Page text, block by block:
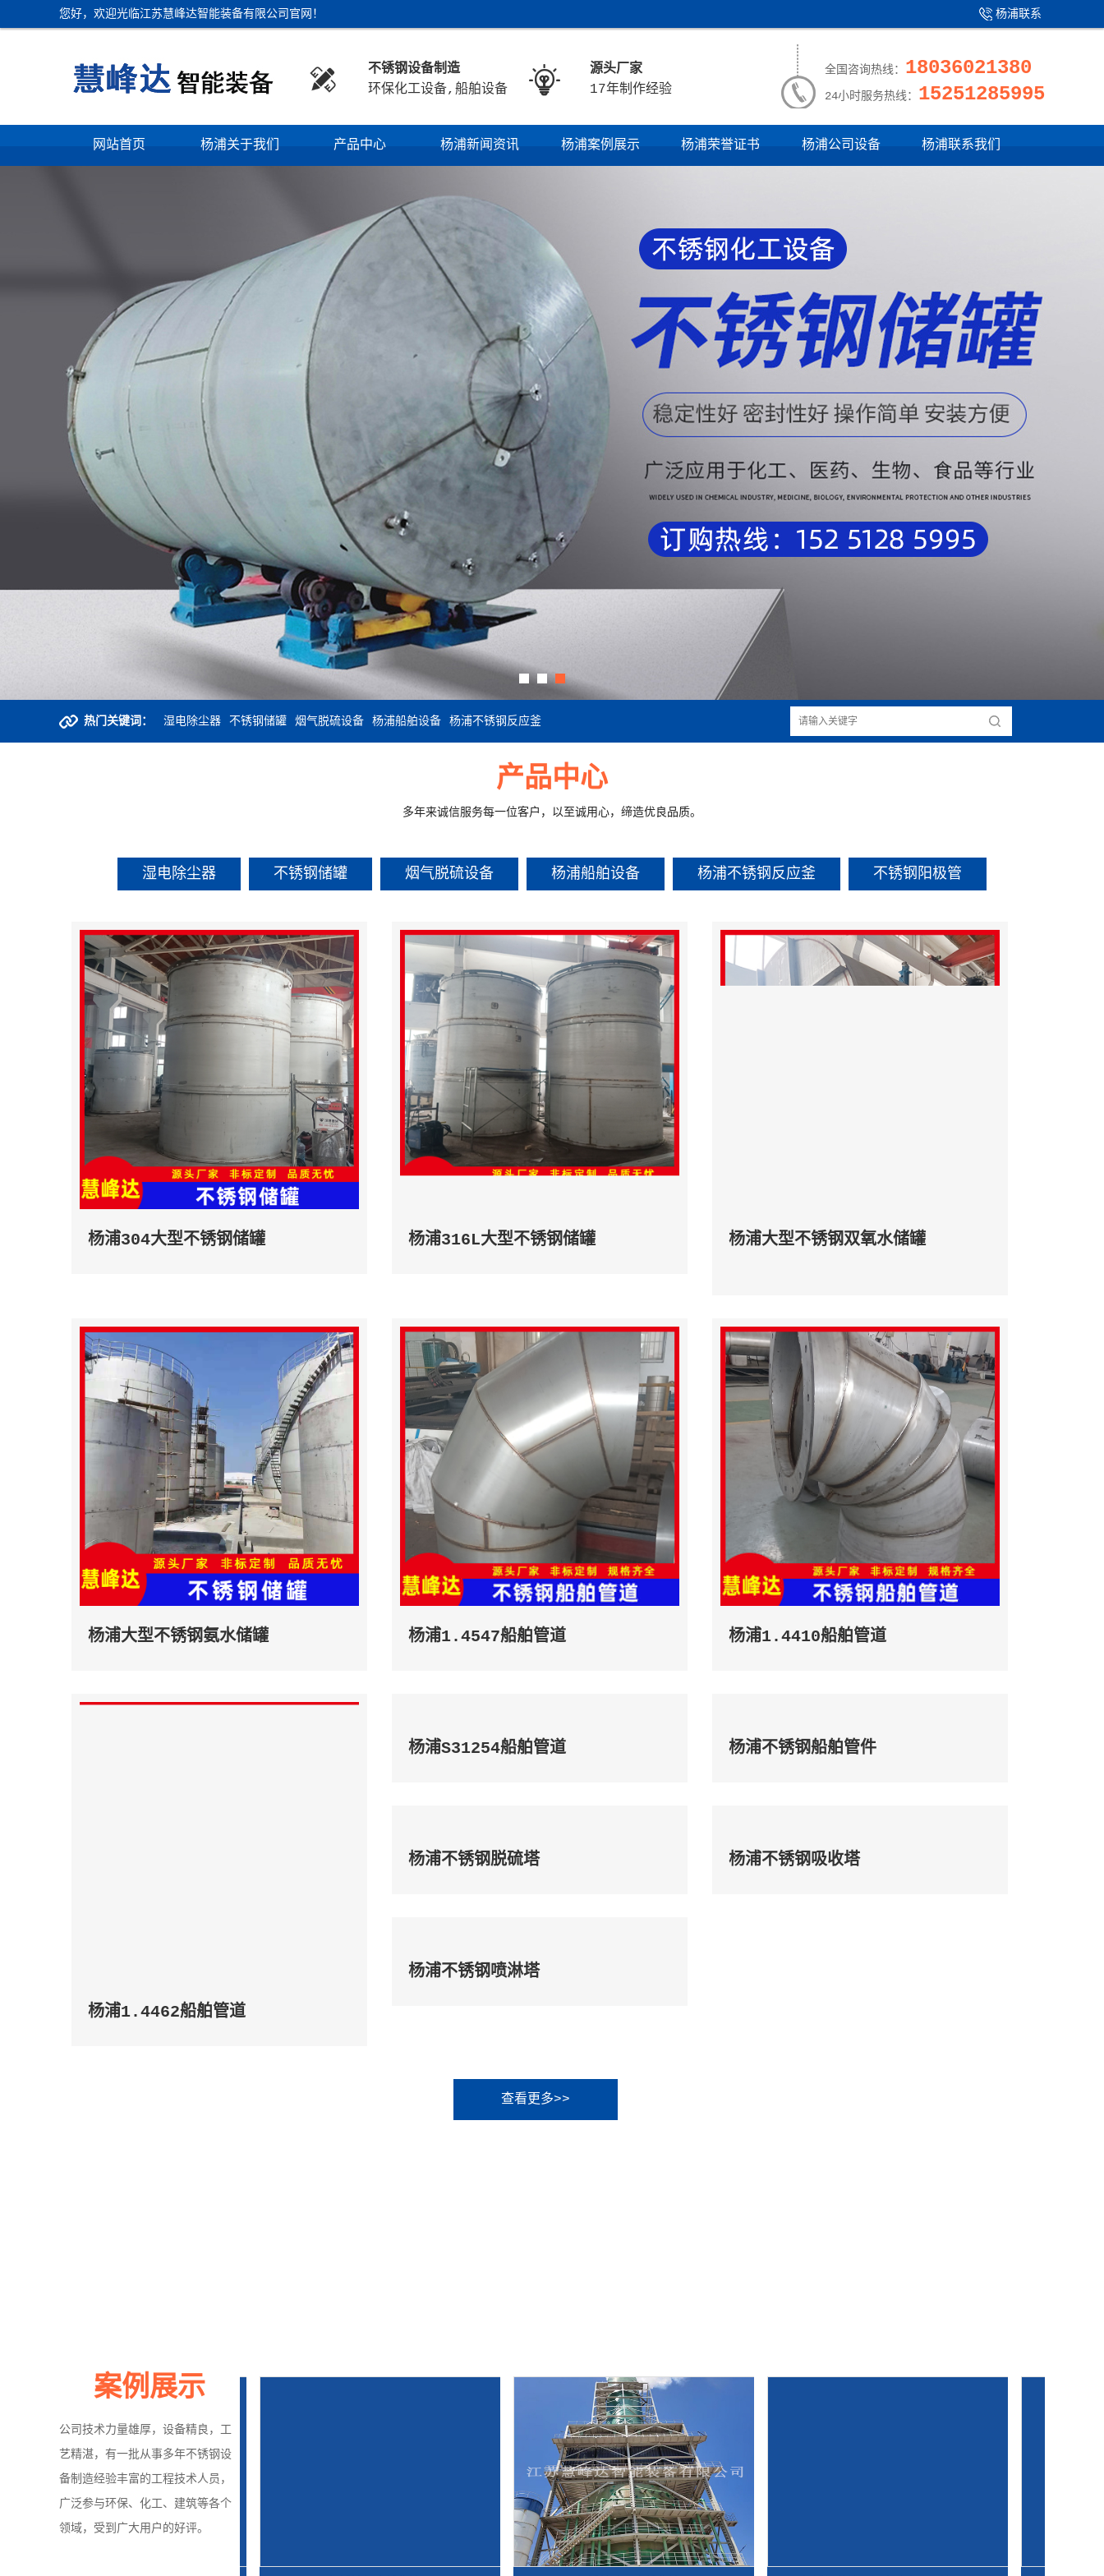
您好，欢迎光临江苏慧峰达智能装备有限公司官网！ 杨浦联系

不锈钢设备制造
环保化工设备,船舶设备

源头厂家
17年制作经验
全国咨询热线： 18036021380
24小时服务热线： 15251285995
网站首页 杨浦关于我们 产品中心 杨浦新闻资讯 杨浦案例展示 杨浦荣誉证书 杨浦公司设备 杨浦联系我们
热门关键词： 湿电除尘器 不锈钢储罐 烟气脱硫设备 杨浦船舶设备 杨浦不锈钢反应釜
产品中心
多年来诚信服务每一位客户，以至诚用心，缔造优良品质。
湿电除尘器 不锈钢储罐 烟气脱硫设备 杨浦船舶设备 杨浦不锈钢反应釜 不锈钢阳极管
杨浦304大型不锈钢储罐 杨浦316L大型不锈钢储罐 杨浦大型不锈钢双氧水储罐
杨浦大型不锈钢氨水储罐 杨浦1.4547船舶管道 杨浦1.4410船舶管道
杨浦1.4462船舶管道
杨浦S31254船舶管道 杨浦不锈钢船舶管件
杨浦不锈钢脱硫塔 杨浦不锈钢吸收塔
杨浦不锈钢喷淋塔
查看更多>>
案例展示
公司技术力量雄厚，设备精良，工
艺精湛，有一批从事多年不锈钢设
备制造经验丰富的工程技术人员，
广泛参与环保、化工、建筑等各个
领域，受到广大用户的好评。